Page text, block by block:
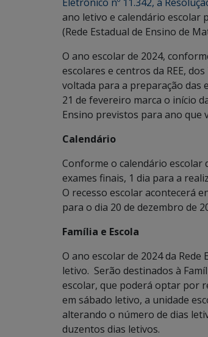
ano letivo e calendário escolar
(Rede Estadual de Ensino de
O ano escolar de 2024,
escolares e centros da REE,
voltada para a preparação das
21 de fevereiro marca o início
Ensino previstos para ano que
Calendário
Conforme o calendário escolar
exames finais, 1 dia para a
O recesso escolar acontecerá
para o dia 20 de dezembro de
Família e Escola
O ano escolar de 2024 da Rede
letivo. Serão destinados à
escolar, que poderá optar por
em sábado letivo, a unidade
alterando o número de dias
duzentos dias letivos.